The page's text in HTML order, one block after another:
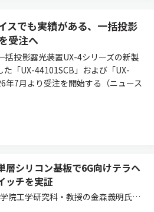
スでも実績がある、一括投影
受注へ
括投影露光装置UX-4シリーズの新製
「UX-44101SCB」および「UX-
年7月より受注を開始する（ニュース
層シリコン基板で6G向けテラヘ
ッチを実証
院工学研究科・教授の金森義明氏ら